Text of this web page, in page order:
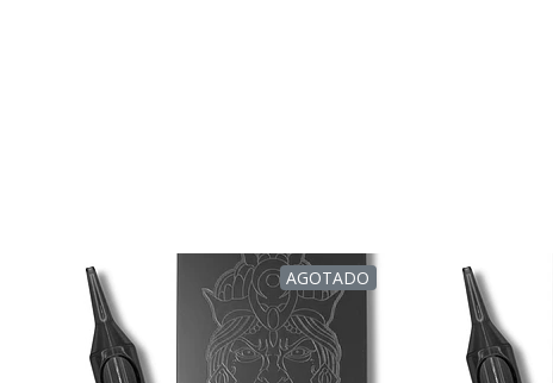
AGOTADO